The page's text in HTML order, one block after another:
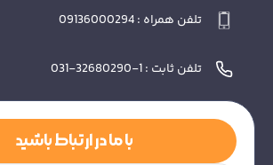
تلفن همراه : 09136000294
تلفن ثابت : 1-32680290-031
با ما در ارتباط باشید